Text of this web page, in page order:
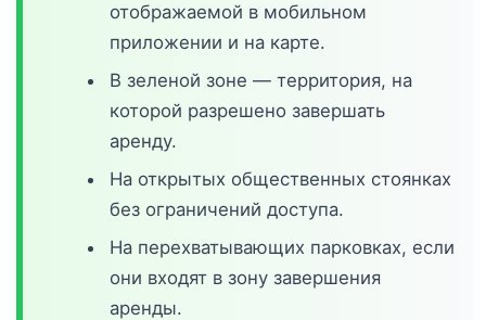
отображаемой в мобильном
приложении и на карте.
В зеленой зоне — территория, на
которой разрешено завершать
аренду.
На открытых общественных стоянках
без ограничений доступа.
На перехватывающих парковках, если
они входят в зону завершения
аренды.